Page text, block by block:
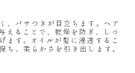
、パサつきが目立ちます。ヘア
えることで、乾燥を防ぎ、しっ
ます。オイルが髪に浸透するこ
ち、柔らかさを引き出します。